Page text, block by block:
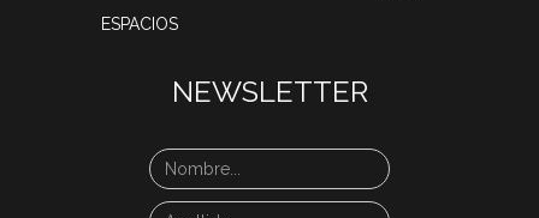
ESPACIOS
NEWSLETTER